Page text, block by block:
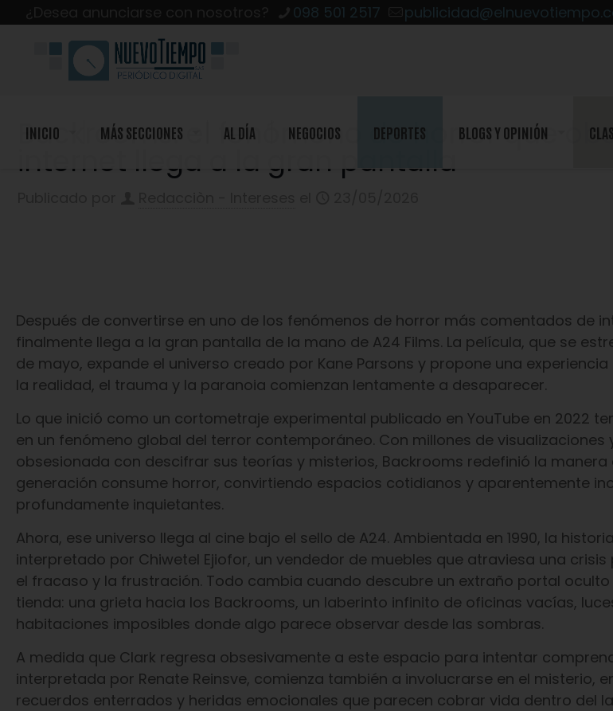
098 501 2517
INICIO MÁS SECCIONES AL DÍA NEGOCIOS DEPORTES BLOGS Y OPINIÓN
Backrooms: el fenómeno de horror que
internet llega a la gran pantalla
Después de convertirse en uno de los fenómenos de horror más comentados de
finalmente llega a la gran pantalla de la mano de A24 Films. La película, que se
de mayo, expande el universo creado por Kane Parsons y propone una
la realidad, el trauma y la paranoia comienzan lentamente a desaparecer.
Lo que inició como un cortometraje experimental publicado en YouTube en 2022
en un fenómeno global del terror contemporáneo. Con millones de visualizaciones
obsesionada con descifrar sus teorías y misterios, Backrooms redefinió la manera
generación consume horror, convirtiendo espacios cotidianos y aparentemente
profundamente inquietantes.
Ahora, ese universo llega al cine bajo el sello de A24. Ambientada en 1990, la
interpretado por Chiwetel Ejiofor, un vendedor de muebles que atraviesa una
el fracaso y la frustración. Todo cambia cuando descubre un extraño portal
tienda: una grieta hacia los Backrooms, un laberinto infinito de oficinas vacías,
habitaciones imposibles donde algo parece observar desde las sombras.
A medida que Clark regresa obsesivamente a este espacio para intentar
interpretada por Renate Reinsve, comienza también a involucrarse en el misterio,
recuerdos enterrados y heridas emocionales que parecen cobrar vida dentro del